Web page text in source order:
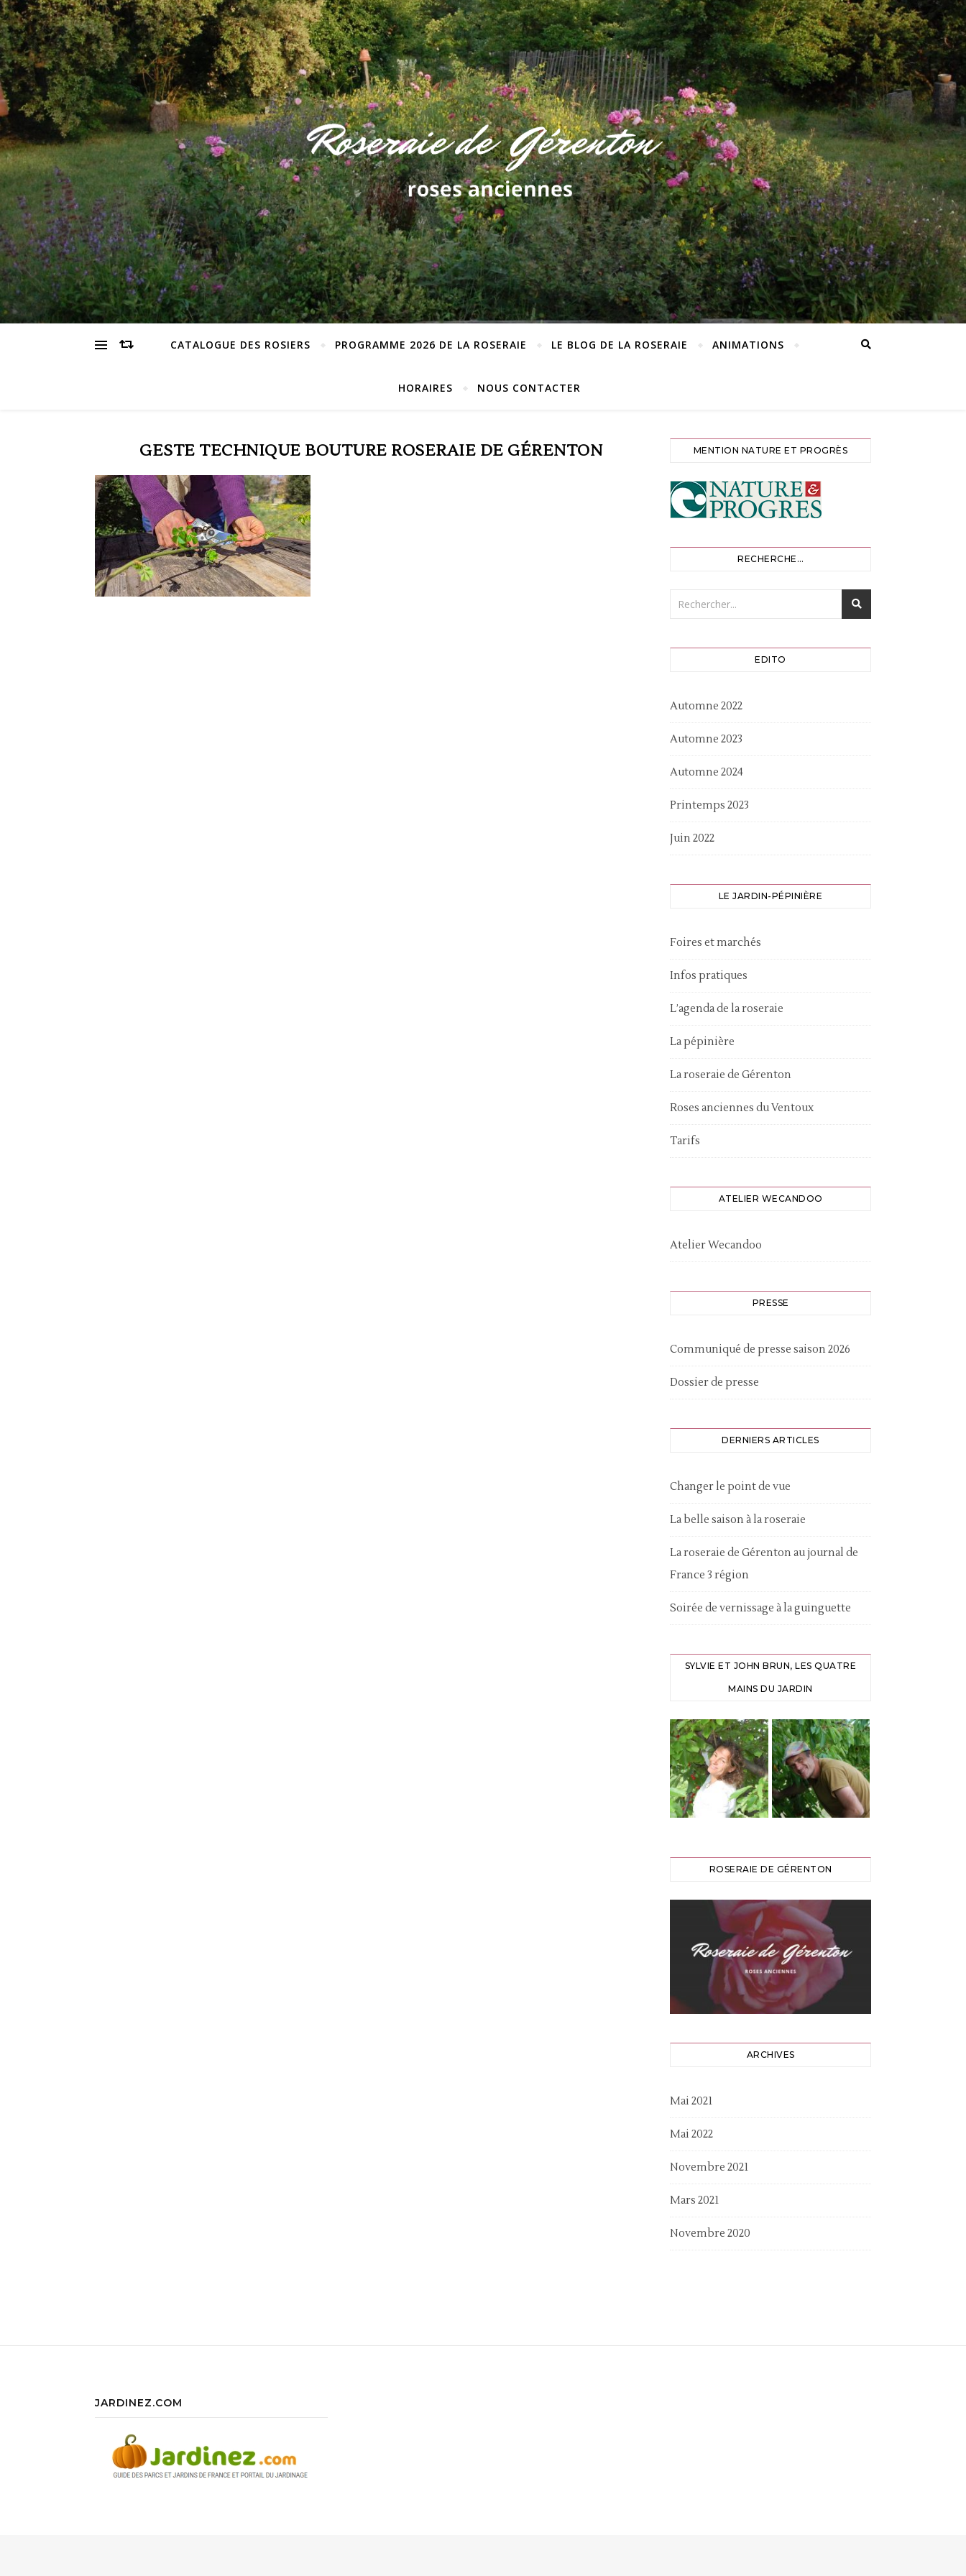
CATALOGUE DES ROSIERS PROGRAMME 2026 DE LA ROSERAIE LE BLOG DE LA ROSERAIE ANIMATIONS
HORAIRES NOUS CONTACTER
GESTE TECHNIQUE BOUTURE ROSERAIE DE GÉRENTON MENTION NATURE ET PROGRÈS
RECHERCHE…
EDITO
Automne 2022
Automne 2023
Automne 2024
Printemps 2023
Juin 2022
LE JARDIN-PÉPINIÈRE
Foires et marchés
Infos pratiques
L’agenda de la roseraie
La pépinière
La roseraie de Gérenton
Roses anciennes du Ventoux
Tarifs
ATELIER WECANDOO
Atelier Wecandoo
PRESSE
Communiqué de presse saison 2026
Dossier de presse
DERNIERS ARTICLES
Changer le point de vue
La belle saison à la roseraie
La roseraie de Gérenton au journal de
France 3 région
Soirée de vernissage à la guinguette
SYLVIE ET JOHN BRUN, LES QUATRE
MAINS DU JARDIN
ROSERAIE DE GÉRENTON
ARCHIVES
Mai 2021
Mai 2022
Novembre 2021
Mars 2021
Novembre 2020
JARDINEZ.COM